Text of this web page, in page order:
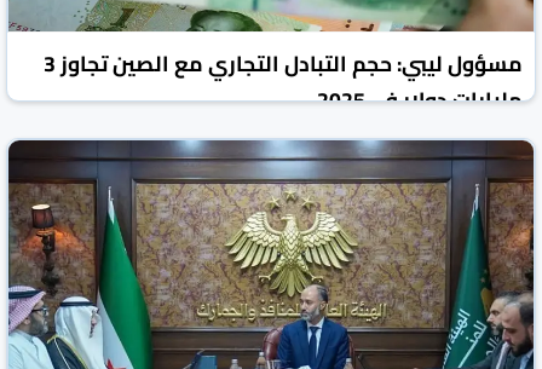
مسؤول ليبي: حجم التبادل التجاري مع الصين تجاوز 3
مليارات دولار في 2025
روسيا اليوم الأخبار الاقتصادية 31 تموز/يوليو 2026